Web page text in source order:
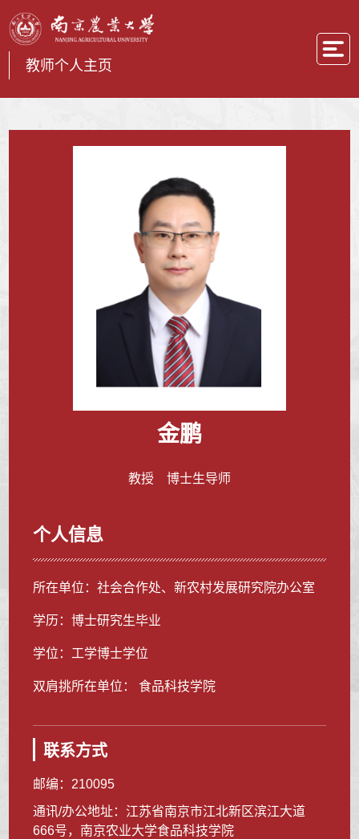
教师个人主页
金鹏
教授 博士生导师
个人信息
所在单位：社会合作处、新农村发展研究院办公室
学历：博士研究生毕业
学位：工学博士学位
双肩挑所在单位： 食品科技学院
联系方式
邮编： 210095
通讯/办公地址： 江苏省南京市江北新区滨江大道
666号，南京农业大学食品科技学院